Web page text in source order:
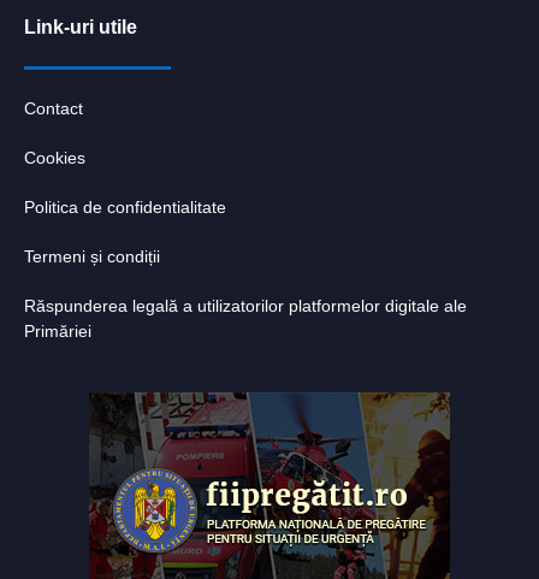
Link-uri utile
Contact
Cookies
Politica de confidentialitate
Termeni și condiții
Răspunderea legală a utilizatorilor platformelor digitale ale
Primăriei